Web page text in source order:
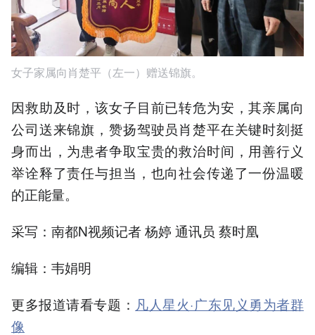
女子家属向肖楚平（左一）赠送锦旗。
因救助及时，该女子目前已转危为安，其亲属向
公司送来锦旗，赞扬驾驶员肖楚平在关键时刻挺
身而出，为患者争取宝贵的救治时间，用善行义
举诠释了责任与担当，也向社会传递了一份温暖
的正能量。
采写：南都N视频记者 杨婷 通讯员 蔡时凰
编辑：韦娟明
更多报道请看专题： 凡人星火·广东见义勇为者群
像